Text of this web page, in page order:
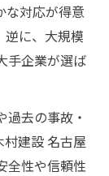
な対応が得意
逆に、大規模
手企業が選ば
去の事故・
村建設 名古屋
全性や信頼性